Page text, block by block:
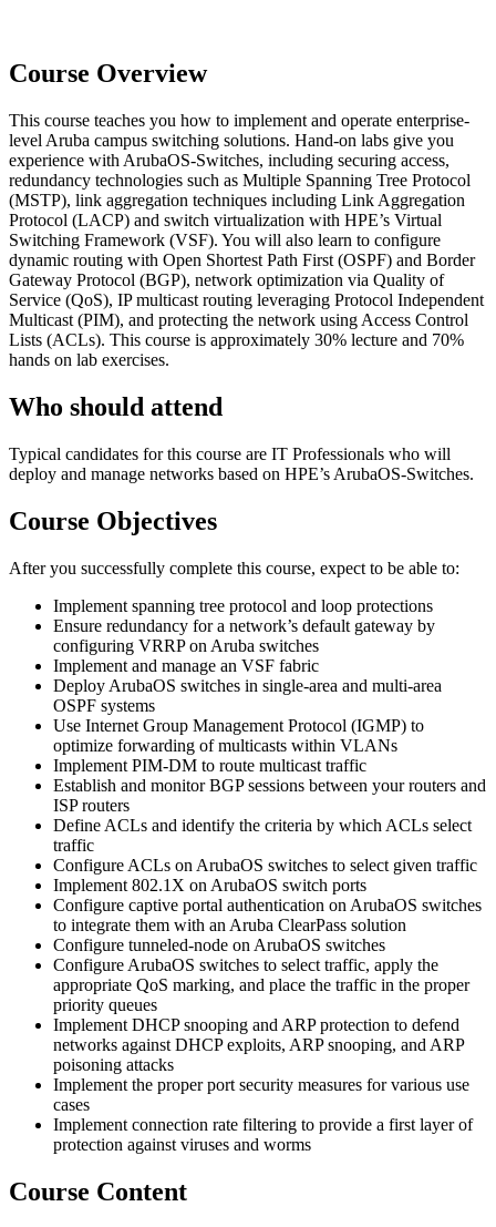
Course Overview
This course teaches you how to implement and operate enterprise-
level Aruba campus switching solutions. Hand-on labs give you
experience with ArubaOS-Switches, including securing access,
redundancy technologies such as Multiple Spanning Tree Protocol
(MSTP), link aggregation techniques including Link Aggregation
Protocol (LACP) and switch virtualization with HPE’s Virtual
Switching Framework (VSF). You will also learn to configure
dynamic routing with Open Shortest Path First (OSPF) and Border
Gateway Protocol (BGP), network optimization via Quality of
Service (QoS), IP multicast routing leveraging Protocol Independent
Multicast (PIM), and protecting the network using Access Control
Lists (ACLs). This course is approximately 30% lecture and 70%
hands on lab exercises.
Who should attend
Typical candidates for this course are IT Professionals who will
deploy and manage networks based on HPE’s ArubaOS-Switches.
Course Objectives
After you successfully complete this course, expect to be able to:
Implement spanning tree protocol and loop protections
Ensure redundancy for a network’s default gateway by
configuring VRRP on Aruba switches
Implement and manage an VSF fabric
Deploy ArubaOS switches in single-area and multi-area
OSPF systems
Use Internet Group Management Protocol (IGMP) to
optimize forwarding of multicasts within VLANs
Implement PIM-DM to route multicast traffic
Establish and monitor BGP sessions between your routers and
ISP routers
Define ACLs and identify the criteria by which ACLs select
traffic
Configure ACLs on ArubaOS switches to select given traffic
Implement 802.1X on ArubaOS switch ports
Configure captive portal authentication on ArubaOS switches
to integrate them with an Aruba ClearPass solution
Configure tunneled-node on ArubaOS switches
Configure ArubaOS switches to select traffic, apply the
appropriate QoS marking, and place the traffic in the proper
priority queues
Implement DHCP snooping and ARP protection to defend
networks against DHCP exploits, ARP snooping, and ARP
poisoning attacks
Implement the proper port security measures for various use
cases
Implement connection rate filtering to provide a first layer of
protection against viruses and worms
Course Content